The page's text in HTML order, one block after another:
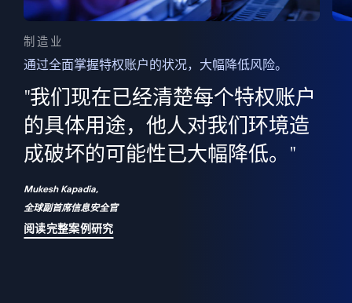
制造业
通过全面掌握特权账户的状况，大幅降低风险。
"我们现在已经清楚每个特权账户
的具体用途，他人对我们环境造
成破坏的可能性已大幅降低。"
Mukesh Kapadia,
全球副首席信息安全官
阅读完整案例研究